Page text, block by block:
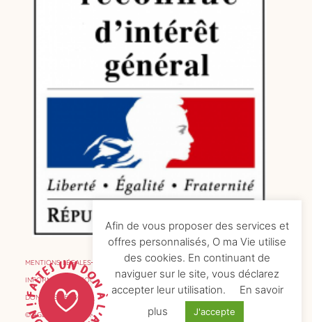
MENTIONS LÉGALES
INFORMATIONS COOKIES
DONNÉES PERSONNELLES
© AGENCE DE COMMUNICATION
Afin de vous proposer des services et
offres personnalisés, O ma Vie utilise
des cookies. En continuant de
naviguer sur le site, vous déclarez
accepter leur utilisation.
En savoir
plus
J'accepte